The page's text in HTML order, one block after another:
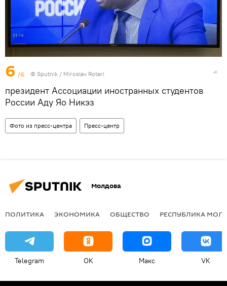
6 /6 © Sputnik / Miroslav Rotari
президент Ассоциации иностранных студентов
России Аду Яо Никэз
Фото из пресс-центра Пресс-центр
Молдова
ПОЛИТИКА ЭКОНОМИКА ОБЩЕСТВО РЕСПУБЛИКА
Telegram OK Макс VK